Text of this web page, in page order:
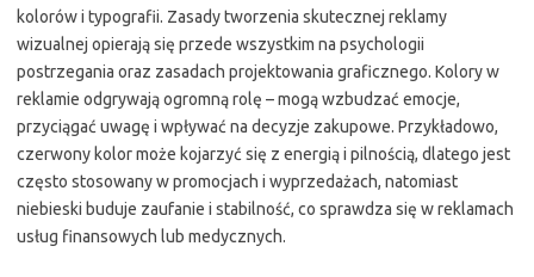
kolorów i typografii. Zasady tworzenia skutecznej reklamy
wizualnej opierają się przede wszystkim na psychologii
postrzegania oraz zasadach projektowania graficznego. Kolory w
reklamie odgrywają ogromną rolę – mogą wzbudzać emocje,
przyciągać uwagę i wpływać na decyzje zakupowe. Przykładowo,
czerwony kolor może kojarzyć się z energią i pilnością, dlatego jest
często stosowany w promocjach i wyprzedażach, natomiast
niebieski buduje zaufanie i stabilność, co sprawdza się w reklamach
usług finansowych lub medycznych.